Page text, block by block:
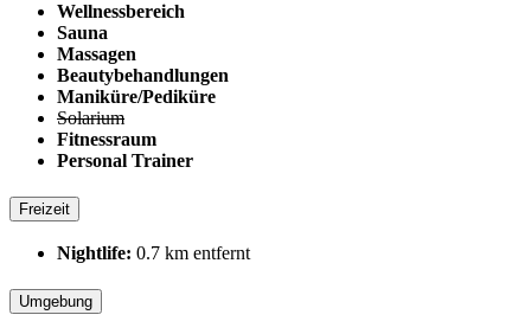
Wellnessbereich
Sauna
Massagen
Beautybehandlungen
Maniküre/Pediküre
Solarium
Fitnessraum
Personal Trainer
Freizeit
Nightlife: 0.7 km entfernt
Umgebung